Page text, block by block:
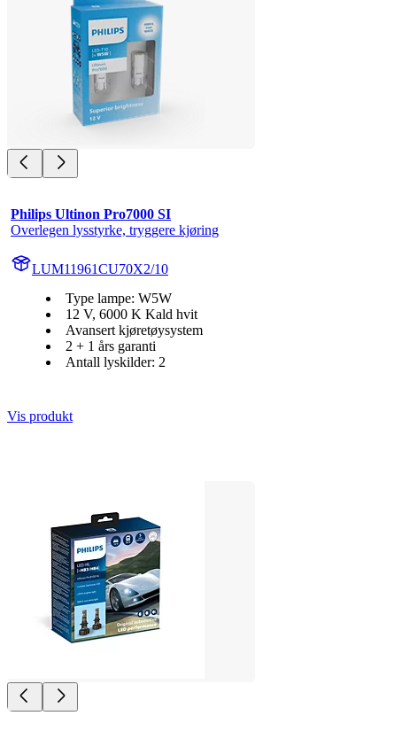
Philips Ultinon Pro7000 SI
Overlegen lysstyrke, tryggere kjøring
LUM11961CU70X2/10
Type lampe: W5W
12 V, 6000 K Kald hvit
Avansert kjøretøysystem
2 + 1 års garanti
Antall lyskilder: 2
Vis produkt